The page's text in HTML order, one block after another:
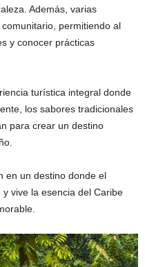
Además, varias
permitiendo al
y conocer prácticas
turística integral donde
los sabores tradicionales
para crear un destino
en un destino donde el
vive la esencia del Caribe